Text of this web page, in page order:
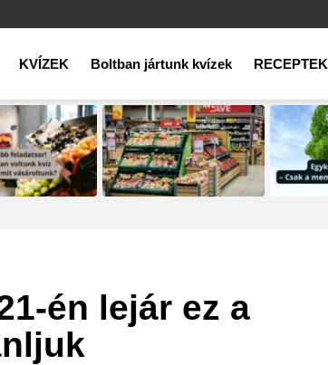
KVÍZEK Boltban jártunk kvízek RECEPTEK
én lejár ez a